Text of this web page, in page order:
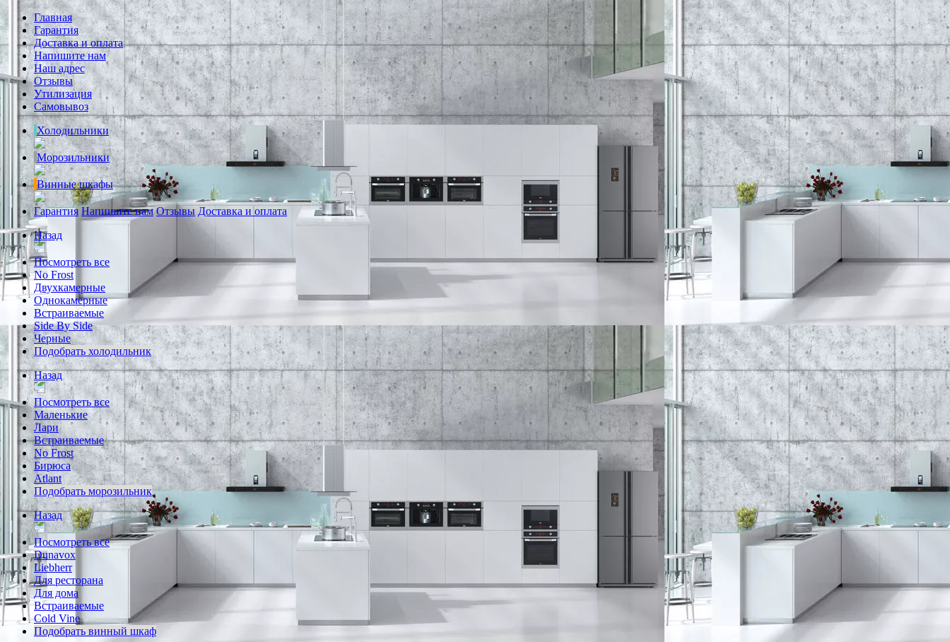
Главная
Гарантия
Доставка и оплата
Напишите нам
Наш адрес
Отзывы
Утилизация
Самовывоз
Холодильники
Морозильники
Винные шкафы
Гарантия Напишите нам Отзывы Доставка и оплата
Назад
Посмотреть все
No Frost
Двухкамерные
Однокамерные
Встраиваемые
Side By Side
Черные
Подобрать холодильник
Назад
Посмотреть все
Маленькие
Лари
Встраиваемые
No Frost
Бирюса
Atlant
Подобрать морозильник
Назад
Посмотреть все
Dunavox
Liebherr
Для ресторана
Для дома
Встраиваемые
Cold Vine
Подобрать винный шкаф